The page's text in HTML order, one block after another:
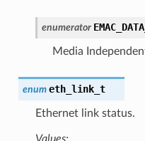
enumerator
Media
enum eth_link_t
Ethernet link status.